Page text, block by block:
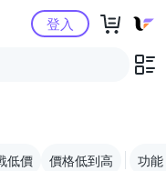
物中心登入
低價 價格低到高 功能